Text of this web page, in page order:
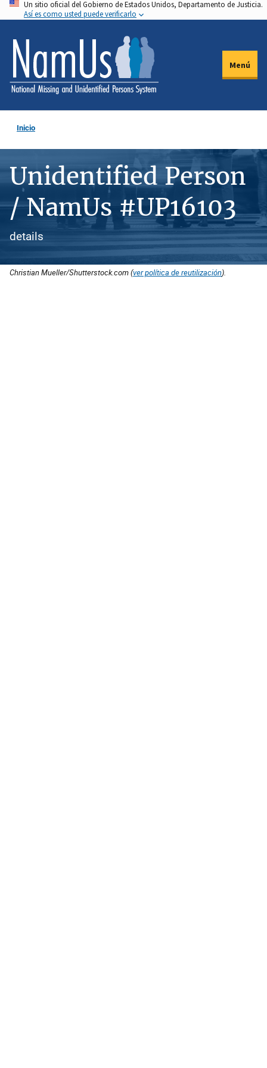
Pasar
al
contenido
principal
Un sitio oficial del Gobierno de Estados Unidos, Departamento de Justicia.
Así es como usted puede verificarlo
Menú
Inicio
Unidentified Person
/ NamUs #UP16103
details
Christian Mueller/Shutterstock.com (ver política de reutilización).